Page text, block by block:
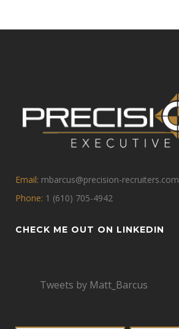
Email: mbarcus@precision-recruiters.com
Phone: 1 (610) 705-4942
CHECK ME OUT ON LINKEDIN
Tweets by Matt_Barcus